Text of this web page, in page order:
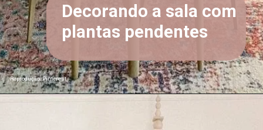
Reprodução: Pinterest
Decorando a sala com
plantas pendentes